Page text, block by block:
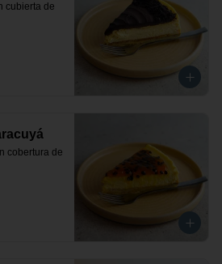
cubierta de
cobertura de